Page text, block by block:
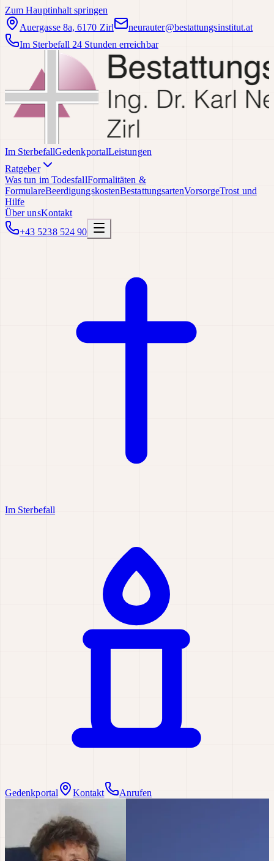
Zum Hauptinhalt springen
Auergasse 8a, 6170 Zirl
neurauter@bestattungsinstitut.at
Im Sterbefall 24 Stunden erreichbar
Im SterbefallGedenkportalLeistungen
Ratgeber
Was tun im TodesfallFormalitäten &
FormulareBeerdigungskostenBestattungsartenVorsorgeTrost und
Hilfe
Über unsKontakt
+43 5238 524 90
Im Sterbefall
Gedenkportal Kontakt Anrufen